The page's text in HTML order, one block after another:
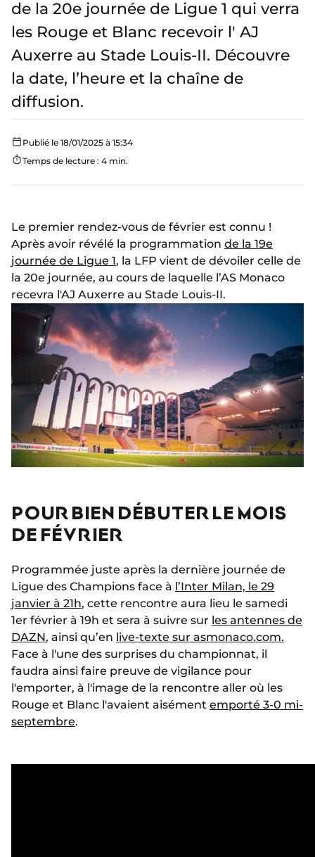
de la 20e journée de Ligue 1 qui verra
les Rouge et Blanc recevoir l' AJ
Auxerre au Stade Louis-II. Découvre
la date, l’heure et la chaîne de
diffusion.
Publié le 18/01/2025 à 15:34
Temps de lecture : 4 min.
Le premier rendez-vous de février est connu !
Après avoir révélé la programmation de la 19e
journée de Ligue 1, la LFP vient de dévoiler celle de
la 20e journée, au cours de laquelle l’AS Monaco
recevra l'AJ Auxerre au Stade Louis-II.
POUR BIEN DÉBUTER LE MOIS
DE FÉVRIER
Programmée juste après la dernière journée de
Ligue des Champions face à l’Inter Milan, le 29
janvier à 21h, cette rencontre aura lieu le samedi
1er février à 19h et sera à suivre sur les antennes de
DAZN, ainsi qu’en live-texte sur asmonaco.com.
Face à l'une des surprises du championnat, il
faudra ainsi faire preuve de vigilance pour
l'emporter, à l'image de la rencontre aller où les
Rouge et Blanc l'avaient aisément emporté 3-0 mi-
septembre.